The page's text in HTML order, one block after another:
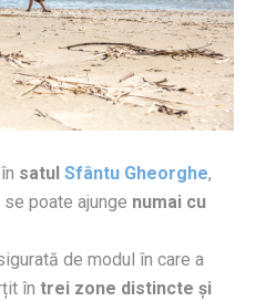
satulSfântu Gheorghe,
poate ajunge numai cu
de modul în care a
în trei zone distincte și